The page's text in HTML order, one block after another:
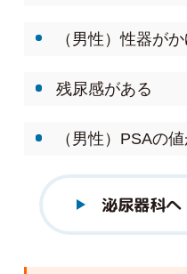
（男性）性器が
残尿感がある
（男性）PSAの
泌尿器科へ